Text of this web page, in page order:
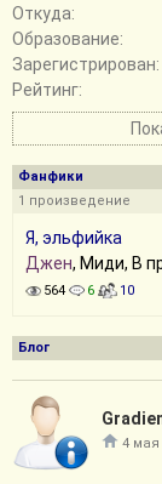
Откуда:
Образование:
Зарегистрирован:
Рейтинг:
Фанфики
1 произведение
Я, эльфийка
Джен, Миди, В
564 6 10
Блог
4 мая